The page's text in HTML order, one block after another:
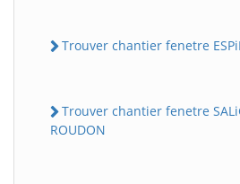
Trouver chantier fenetre
Trouver chantier fenetre
ROUDON